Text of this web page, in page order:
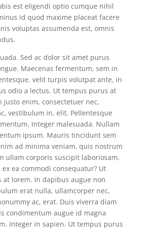
est eligendi optio cumque nihil
id quod maxime placeat facere
voluptas assumenda est, omnis
Sed ac dolor sit amet purus
Maecenas fermentum, sem in
velit turpis volutpat ante, in
odio a lectus. Ut tempus purus at
justo enim, consectetuer nec,
vestibulum in, elit. Pellentesque
Integer malesuada. Nullam
ipsum. Mauris tincidunt sem
ad minima veniam, quis nostrum
ullam corporis suscipit laboriosam,
ea commodi consequatur? Ut
at lorem. In dapibus augue non
erat nulla, ullamcorper nec,
ac, erat. Duis viverra diam
condimentum augue id magna
Integer in sapien. Ut tempus purus